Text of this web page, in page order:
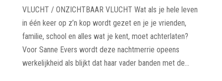
VLUCHT / ONZICHTBAAR VLUCHT Wat als je hele leven
in één keer op z’n kop wordt gezet en je je vrienden,
familie, school en alles wat je kent, moet achterlaten?
Voor Sanne Evers wordt deze nachtmerrie opeens
werkelijkheid als blijkt dat haar vader banden met de...